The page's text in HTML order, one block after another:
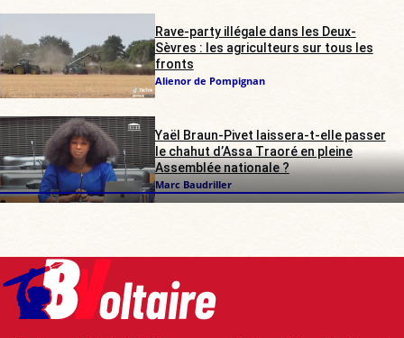
Rave-party illégale dans les Deux-
Sèvres : les agriculteurs sur tous les
fronts
Alienor de Pompignan
Yaël Braun-Pivet laissera-t-elle passer
le chahut d’Assa Traoré en pleine
Assemblée nationale ?
Marc Baudriller